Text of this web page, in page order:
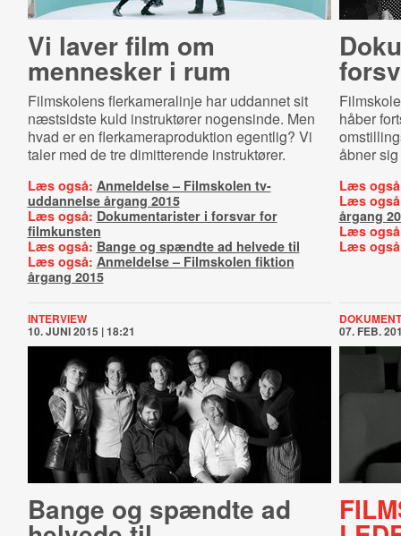
Vi laver film om
mennesker i rum
Filmskolens flerkameralinje har uddannet sit
næstsidste kuld instruktører nogensinde. Men
hvad er en flerkameraproduktion egentlig? Vi
taler med de tre dimitterende instruktører.
Læs også: Anmeldelse – Filmskolen tv-
uddannelse årgang 2015
Læs også: Dokumentarister i forsvar for
filmkunsten
Læs også: Bange og spændte ad helvede til
Læs også: Anmeldelse – Filmskolen fiktion
årgang 2015
håber
åbner
Læs
Læs
årgang
Læs
Læs
INTERVIEW
10. JUNI 2015 | 18:21
Bange og spændte ad
DOKUMENT
07. FEB.